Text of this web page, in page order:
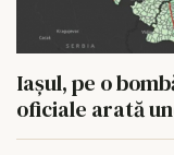
Iașul, pe o
oficiale arată